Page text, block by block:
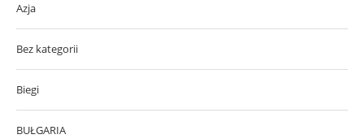
Azja
Bez kategorii
Biegi
BUŁGARIA